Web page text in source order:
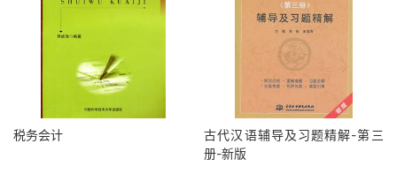
税务会计
古代汉语辅导及习题精解-第三
册-新版